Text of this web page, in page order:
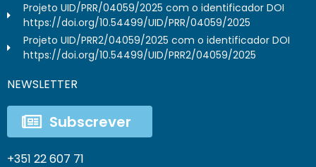
Projeto UID/PRR/04059/2025 com o identificador DOI
https://doi.org/10.54499/UID/PRR/04059/2025
Projeto UID/PRR2/04059/2025 com o identificador DOI
https://doi.org/10.54499/UID/PRR2/04059/2025
NEWSLETTER
Subscrever
+351 22 607 71